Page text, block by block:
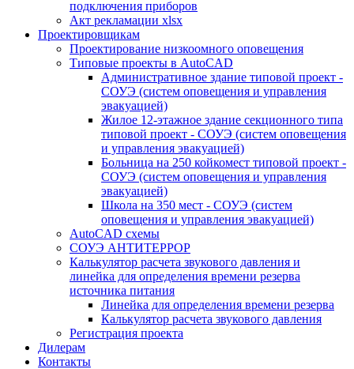
подключения приборов
Акт рекламации xlsx
Проектировщикам
Проектирование низкоомного оповещения
Типовые проекты в AutoCAD
Административное здание типовой проект -
СОУЭ (систем оповещения и управления
эвакуацией)
Жилое 12-этажное здание секционного типа
типовой проект - СОУЭ (систем оповещения
и управления эвакуацией)
Больница на 250 койкомест типовой проект -
СОУЭ (систем оповещения и управления
эвакуацией)
Школа на 350 мест - СОУЭ (систем
оповещения и управления эвакуацией)
AutoCAD схемы
СОУЭ АНТИТЕРРОР
Калькулятор расчета звукового давления и
линейка для определения времени резерва
источника питания
Линейка для определения времени резерва
Калькулятор расчета звукового давления
Регистрация проекта
Дилерам
Контакты